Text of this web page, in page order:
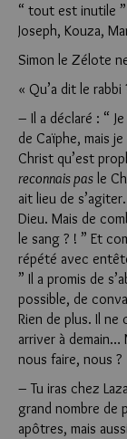
“ tout est inutile ”
Joseph, Kouza,
Simon le Zélote
« Qu’a dit le rabbi
– Il a déclaré : “
de Caïphe, mais
Christ qu’est
reconnais pas le
ait lieu de
Dieu. Mais de
le sang ? ! ” Et
répété avec
” Il a promis de
possible, de
Rien de plus. Il
arriver à demain…
nous faire, nous ?
– Tu iras chez
grand nombre de
apôtres, mais